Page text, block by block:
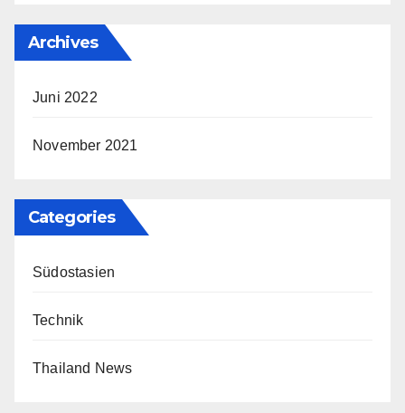
Archives
Juni 2022
November 2021
Categories
Südostasien
Technik
Thailand News